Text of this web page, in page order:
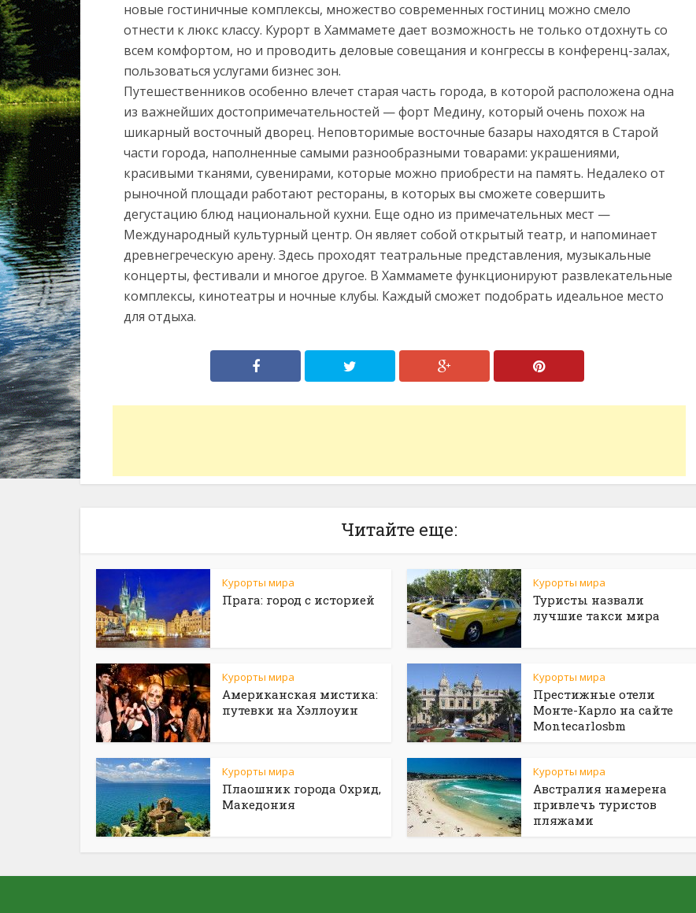
новые гостиничные комплексы, множество современных гостиниц можно смело
отнести к люкс классу. Курорт в Хаммамете дает возможность не только отдохнуть со
всем комфортом, но и проводить деловые совещания и конгрессы в конференц-залах,
пользоваться услугами бизнес зон.
Путешественников особенно влечет старая часть города, в которой расположена одна
из важнейших достопримечательностей — форт Медину, который очень похож на
шикарный восточный дворец. Неповторимые восточные базары находятся в Старой
части города, наполненные самыми разнообразными товарами: украшениями,
красивыми тканями, сувенирами, которые можно приобрести на память. Недалеко от
рыночной площади работают рестораны, в которых вы сможете совершить
дегустацию блюд национальной кухни. Еще одно из примечательных мест —
Международный культурный центр. Он являет собой открытый театр, и напоминает
древнегреческую арену. Здесь проходят театральные представления, музыкальные
концерты, фестивали и многое другое. В Хаммамете функционируют развлекательные
комплексы, кинотеатры и ночные клубы. Каждый сможет подобрать идеальное место
для отдыха.
Читайте еще:
Курорты мира
Прага: город с историей
Курорты мира
Туристы назвали
лучшие такси мира
Курорты мира
Американская мистика:
путевки на Хэллоуин
Курорты мира
Престижные отели
Монте-Карло на сайте
Мontecarlosbm
Курорты мира
Плаошник города Охрид,
Македония
Курорты мира
Австралия намерена
привлечь туристов
пляжами